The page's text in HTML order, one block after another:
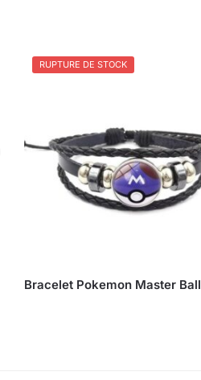
RUPTURE DE STOCK
Bracelet Pokemon Master Ball